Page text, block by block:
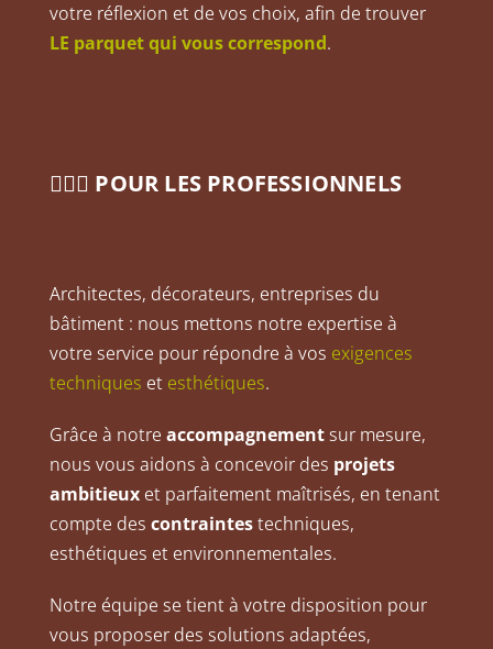
votre réflexion et de vos choix, afin de trouver
LE parquet qui vous correspond.
👷🏼‍♂️ POUR LES PROFESSIONNELS
Architectes, décorateurs, entreprises du
bâtiment : nous mettons notre expertise à
votre service pour répondre à vos exigences
techniques et esthétiques.
Grâce à notre accompagnementsur mesure,
nous vous aidons à concevoir des projets
ambitieux et parfaitement maîtrisés, en tenant
compte des contraintestechniques,
esthétiques et environnementales.
Notre équipe se tient à votre disposition pour
vous proposer des solutions adaptées,